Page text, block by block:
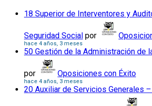
18 Superior de Interventores y
Seguridad Social por
hace 4 años, 3 meses
50 Gestión de la Administración de
por Oposiciones con Éxito
hace 4 años, 3 meses
20 Auxiliar de Servicios Generales